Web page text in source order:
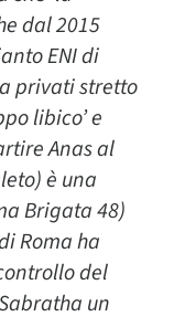
dal 2015
ENI di
privati stretto
libico’ e
Anas al
è una
Brigata 48)
Roma ha
del
un